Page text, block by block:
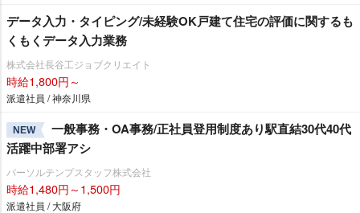
データ入力・タイピング/未経験OK戸建て住宅の評価に関するも
くもくデータ入力業務
株式会社長谷工ジョブクリエイト
時給1,800円～
派遣社員 / 神奈川県
NEW
一般事務・OA事務/正社員登用制度あり駅直結30代40代
活躍中部署アシ
パーソルテンプスタッフ株式会社
時給1,480円～1,500円
派遣社員 / 大阪府